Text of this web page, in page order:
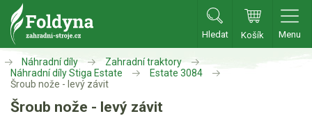
Hledat Košík Menu
Zahradní traktory
Zahradní traktory
Náhradní díly
Zahradní traktory
Náhradní díly Stiga Estate
Estate 3084
Šroub nože - levý závit
Šroub nože - levý závit